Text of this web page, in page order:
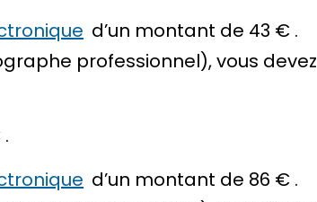
d’un montant de 43 € .
professionnel), vous devez
.
d’un montant de 86 € .